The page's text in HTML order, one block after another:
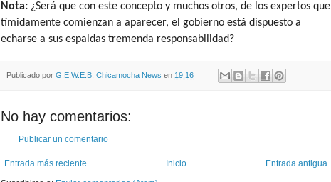
Nota: ¿Será que con este concepto y muchos otros, de los expertos que
tímidamente comienzan a aparecer, el gobierno está dispuesto a
echarse a sus espaldas tremenda responsabilidad?
Publicado por G.E.W.E.B. Chicamocha News en 19:16
No hay comentarios:
Publicar un comentario
Entrada más reciente Entrada antigua
Inicio